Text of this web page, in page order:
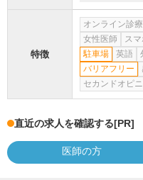
特徴
オンライン診療
女性医師
ス
駐車場
英語
バリアフリー
セカンドオピ
直近の求人を確認する[PR]
医師の方